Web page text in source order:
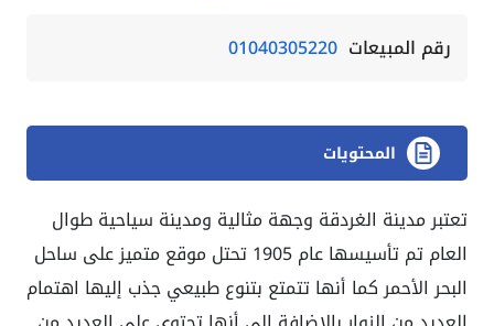
رقم المبيعات 01040305220
المحتويات
تعتبر مدينة الغردقة وجهة مثالية ومدينة سياحية طوال
العام تم تأسيسها عام 1905 تحتل موقع متميز على ساحل
البحر الأحمر كما أنها تتمتع بتنوع طبيعي جذب إليها اهتمام